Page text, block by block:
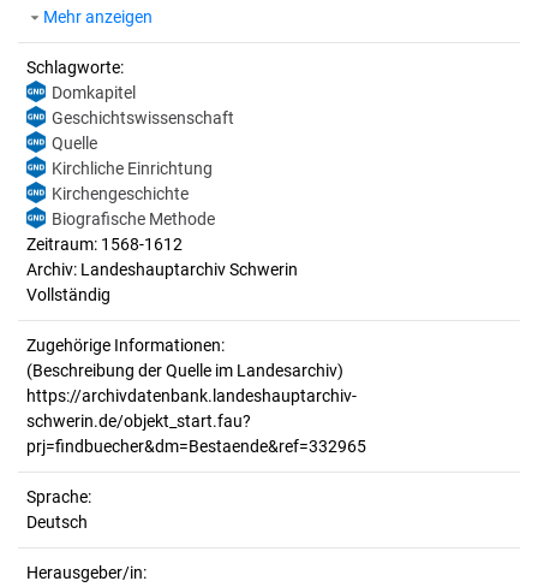
Mehr anzeigen
Schlagworte:
Domkapitel
Geschichtswissenschaft
Quelle
Kirchliche Einrichtung
Kirchengeschichte
Biografische Methode
Zeitraum: 1568-1612
Archiv: Landeshauptarchiv Schwerin
Vollständig
Zugehörige Informationen:
(Beschreibung der Quelle im Landesarchiv)
https://archivdatenbank.landeshauptarchiv-
schwerin.de/objekt_start.fau?
prj=findbuecher&dm=Bestaende&ref=332965
Sprache:
Deutsch
Herausgeber/in: